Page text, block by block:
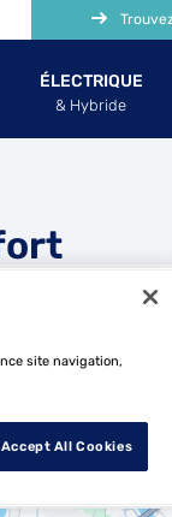
ÉLECTRIQUE
& Hybride
site navigation,
Accept All Cookies